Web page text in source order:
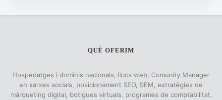
QUÈ OFERIM
Hospedatges i dominis nacionals, llocs web, Comunity Manager
en xarxes socials, posicionament SEO, SEM, estratègies de
màrqueting digital, botigues virtuals, programes de comptabilitat,